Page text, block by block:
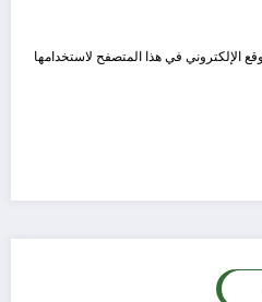
الإلكتروني في هذا المتصفح لاستخدامها